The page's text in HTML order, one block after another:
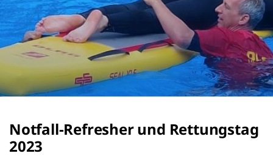
Notfall-Refresher und Rettungstag
2023